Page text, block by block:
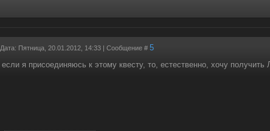
Дата: Пятница, 20.01.2012, 14:33 | Сообщение # 5
если я присоединяюсь к этому квесту, то, естественно, хочу получить